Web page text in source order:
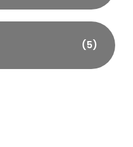
(5)